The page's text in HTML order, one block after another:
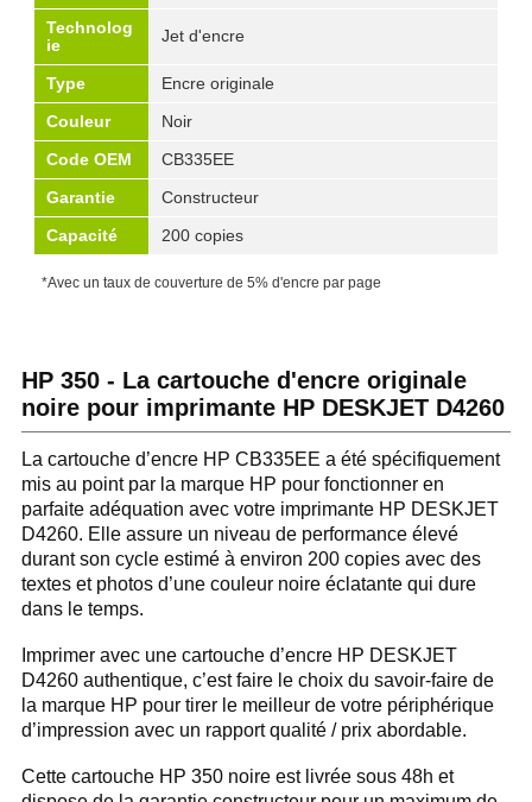
Technolog
ie
Jet d'encre
Type
Encre originale
Couleur
Noir
Code OEM
CB335EE
Garantie
Constructeur
Capacité
200 copies
*Avec un taux de couverture de 5% d'encre par page
HP 350 - La cartouche d'encre originale
noire pour imprimante HP DESKJET D4260
La cartouche d’encre HP CB335EE a été spécifiquement
mis au point par la marque HP pour fonctionner en
parfaite adéquation avec votre imprimante HP DESKJET
D4260. Elle assure un niveau de performance élevé
durant son cycle estimé à environ 200 copies avec des
textes et photos d’une couleur noire éclatante qui dure
dans le temps.
Imprimer avec une cartouche d’encre HP DESKJET
D4260 authentique, c’est faire le choix du savoir-faire de
la marque HP pour tirer le meilleur de votre périphérique
d’impression avec un rapport qualité / prix abordable.
Cette cartouche HP 350 noire est livrée sous 48h et